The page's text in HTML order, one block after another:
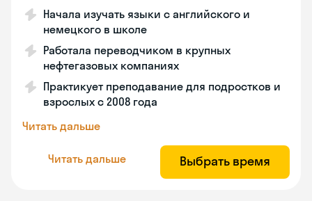
Начала изучать языки с английского и
немецкого в школе
Работала переводчиком в крупных
нефтегазовых компаниях
Практикует преподавание для подростков и
взрослых с 2008 года
Читать дальше
Читать дальше Выбрать время